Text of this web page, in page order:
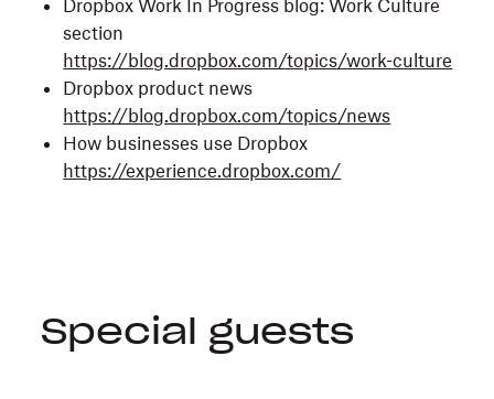
Dropbox Work In Progress blog: Work Culture
section
https://blog.dropbox.com/topics/work-culture
Dropbox product news
https://blog.dropbox.com/topics/news
How businesses use Dropbox
https://experience.dropbox.com/
Special guests